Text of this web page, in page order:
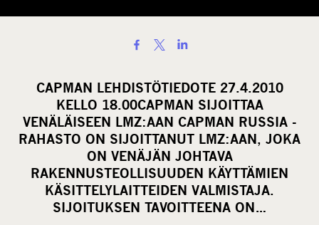
a
r
e
o
n
s
o
c
CAPMAN LEHDISTÖTIEDOTE 27.4.2010
KELLO 18.00CAPMAN SIJOITTAA
VENÄLÄISEEN LMZ:AAN CAPMAN RUSSIA -
RAHASTO ON SIJOITTANUT LMZ:AAN, JOKA
ON VENÄJÄN JOHTAVA
RAKENNUSTEOLLISUUDEN KÄYTTÄMIEN
KÄSITTELYLAITTEIDEN VALMISTAJA.
SIJOITUKSEN TAVOITTEENA ON…